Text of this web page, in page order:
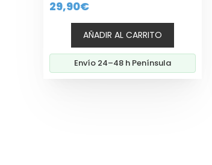
29,90€
AÑADIR AL CARRITO
Envío 24–48 h Península